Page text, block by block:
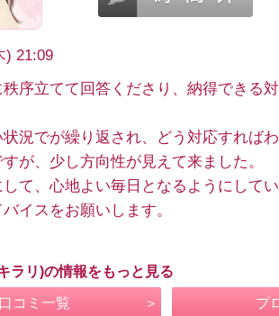
) 21:09
秩序立てて回答くださり、納得できる
況でが繰り返され、どう対応すれば
が、少し方向性が見えて来ました。
て、心地よい毎日となるようにしてい
イスをお願いします。
ラリ)の情報をもっと見る
口コミ一覧 プ